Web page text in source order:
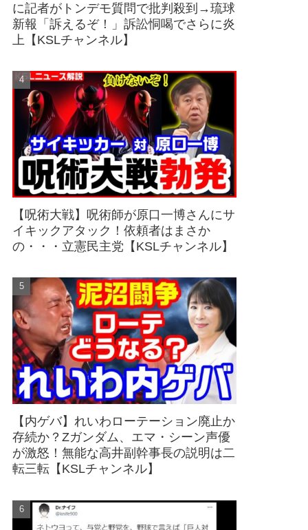
に記者がトンデモ質問で批判殺到→琉球
新報「訴えるぞ！」訴訟恫喝でさらに炎
上【KSLチャンネル】
【呪術大戦】呪術師が原口一博さんにサ
イキックアタック！依頼者はまさか
の・・・立憲民主党【KSLチャンネル】
【内ゲバ】れいわローテーション廃止か
存続か？Zガンダム、エマ・シーン声優
が激怒！無能な高井副幹事長の説明は二
転三転【KSLチャンネル】